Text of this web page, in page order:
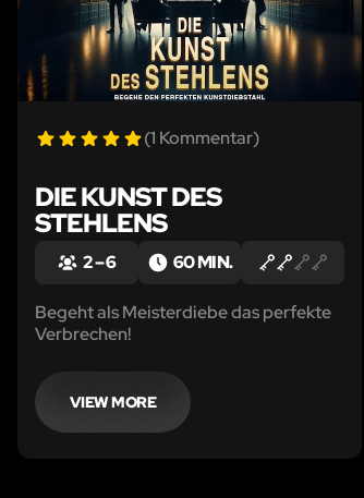
(1 Kommentar)
DIE KUNST DES
STEHLENS
2 – 6 60 MIN.
Begeht als Meisterdiebe das perfekte
Verbrechen!
VIEW MORE